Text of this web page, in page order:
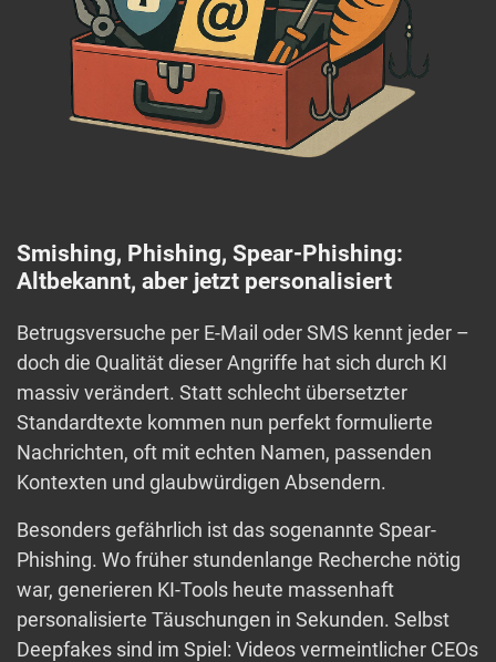
Smishing, Phishing, Spear-Phishing:
Altbekannt, aber jetzt personalisiert
Betrugsversuche per E-Mail oder SMS kennt jeder –
doch die Qualität dieser Angriffe hat sich durch KI
massiv verändert. Statt schlecht übersetzter
Standardtexte kommen nun perfekt formulierte
Nachrichten, oft mit echten Namen, passenden
Kontexten und glaubwürdigen Absendern.
Besonders gefährlich ist das sogenannte Spear-
Phishing. Wo früher stundenlange Recherche nötig
war, generieren KI-Tools heute massenhaft
personalisierte Täuschungen in Sekunden. Selbst
Deepfakes sind im Spiel: Videos vermeintlicher CEOs